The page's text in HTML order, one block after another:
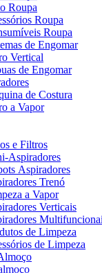
Roupa
Roupa
Roupa
de Engomar
Vertical
de Engomar
de Costura
a Vapor
e Filtros
Aspiradores
Aspiradores
Trenó
a Vapor
Verticais
de Limpeza
de Limpeza